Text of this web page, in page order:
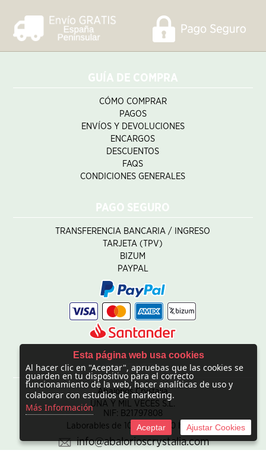
GUÍA DE COMPRA
CÓMO COMPRAR
PAGOS
ENVÍOS Y DEVOLUCIONES
ENCARGOS
DESCUENTOS
FAQS
CONDICIONES GENERALES
PAGO SEGURO
TRANSFERENCIA BANCARIA / INGRESO
TARJETA (TPV)
BIZUM
PAYPAL
CONTACTO
Abalorios Crystalia
UNA Y MIL VECES S.L.
NIF: B21797808
Laborables de 10:00 - 20:00 horas
info@abalorioscrystalia.com
Esta página web usa cookies
Al hacer clic en "Aceptar", apruebas que las cookies se
guarden en tu dispositivo para el correcto
funcionamiento de la web, hacer analíticas de uso y
colaborar con estudios de marketing.
Más Información
Aceptar Ajustar Cookies